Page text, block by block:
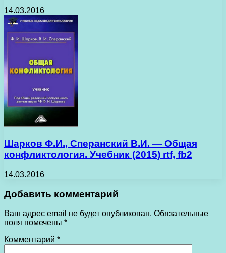
14.03.2016
Шарков Ф.И., Сперанский В.И. — Общая
конфликтология. Учебник (2015) rtf, fb2
14.03.2016
Добавить комментарий
Ваш адрес email не будет опубликован. Обязательные
поля помечены *
Комментарий *